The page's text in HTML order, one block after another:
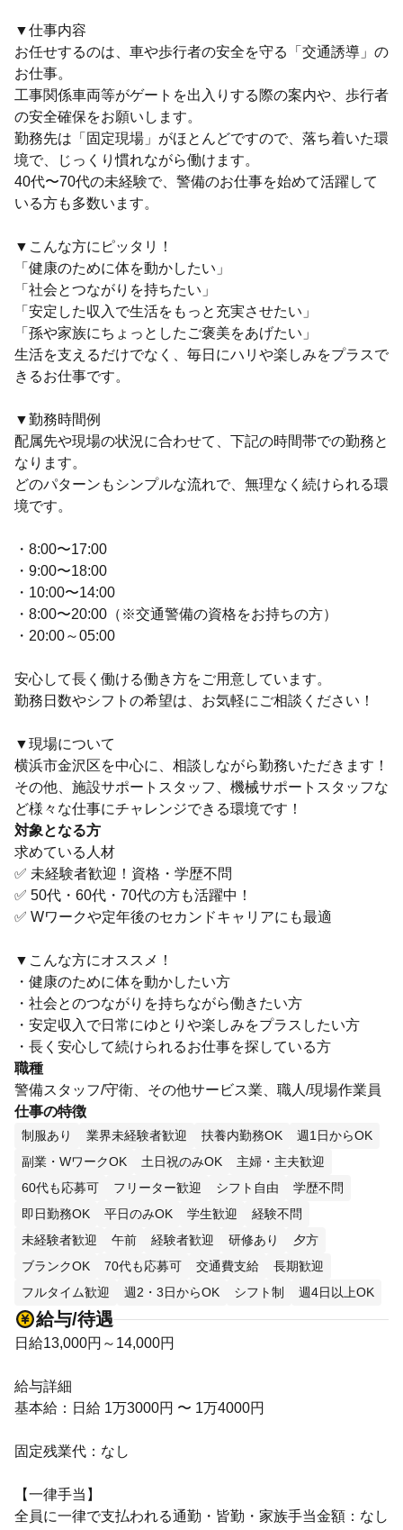
▼仕事内容
お任せするのは、車や歩行者の安全を守る「交通誘導」の
お仕事。
工事関係車両等がゲートを出入りする際の案内や、歩行者
の安全確保をお願いします。
勤務先は「固定現場」がほとんどですので、落ち着いた環
境で、じっくり慣れながら働けます。
40代〜70代の未経験で、警備のお仕事を始めて活躍して
いる方も多数います。
▼こんな方にピッタリ！
「健康のために体を動かしたい」
「社会とつながりを持ちたい」
「安定した収入で生活をもっと充実させたい」
「孫や家族にちょっとしたご褒美をあげたい」
生活を支えるだけでなく、毎日にハリや楽しみをプラスで
きるお仕事です。
▼勤務時間例
配属先や現場の状況に合わせて、下記の時間帯での勤務と
なります。
どのパターンもシンプルな流れで、無理なく続けられる環
境です。
・8:00〜17:00
・9:00〜18:00
・10:00〜14:00
・8:00〜20:00（※交通警備の資格をお持ちの方）
・20:00～05:00
安心して長く働ける働き方をご用意しています。
勤務日数やシフトの希望は、お気軽にご相談ください！
▼現場について
横浜市金沢区を中心に、相談しながら勤務いただきます！
その他、施設サポートスタッフ、機械サポートスタッフな
ど様々な仕事にチャレンジできる環境です！
対象となる方
求めている人材
✅ 未経験者歓迎！資格・学歴不問
✅ 50代・60代・70代の方も活躍中！
✅ Wワークや定年後のセカンドキャリアにも最適
▼こんな方にオススメ！
・健康のために体を動かしたい方
・社会とのつながりを持ちながら働きたい方
・安定収入で日常にゆとりや楽しみをプラスしたい方
・長く安心して続けられるお仕事を探している方
職種
警備スタッフ/守衛、その他サービス業、職人/現場作業員
仕事の特徴
制服あり 業界未経験者歓迎 扶養内勤務OK
週1日からOK
副業・WワークOK
土日祝のみOK
主婦・主夫歓迎
60代も応募可
フリーター歓迎 シフト自由
学歴不問
即日勤務OK
平日のみOK 学生歓迎
経験不問
未経験者歓迎
午前 経験者歓迎 研修あり
夕方
ブランクOK
70代も応募可 交通費支給
長期歓迎
フルタイム歓迎
週2・3日からOK シフト制 週4日以上OK
給与/待遇
日給13,000円～14,000円
給与詳細
基本給：日給 1万3000円 〜 1万4000円
固定残業代：なし
【一律手当】
全員に一律で支払われる通勤・皆勤・家族手当金額：なし